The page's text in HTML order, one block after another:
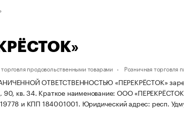
продовольственными товарами Розничная торговля
ОТВЕТСТВЕННОСТЬЮ «ПЕРЕКРЁСТОК»
90, кв. 34. Краткое наименование: ООО
и КПП 184001001. Юридический адрес: респ.